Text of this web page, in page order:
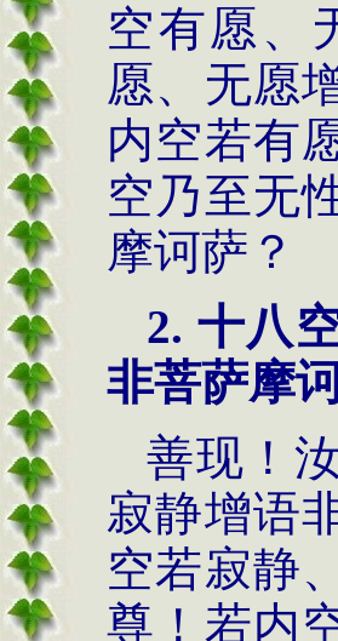
空有愿、
愿、无愿
内空若有
空乃至无
摩诃萨？
2. 十八
非菩萨摩
善现！
寂静增语
空若寂静
尊！若内